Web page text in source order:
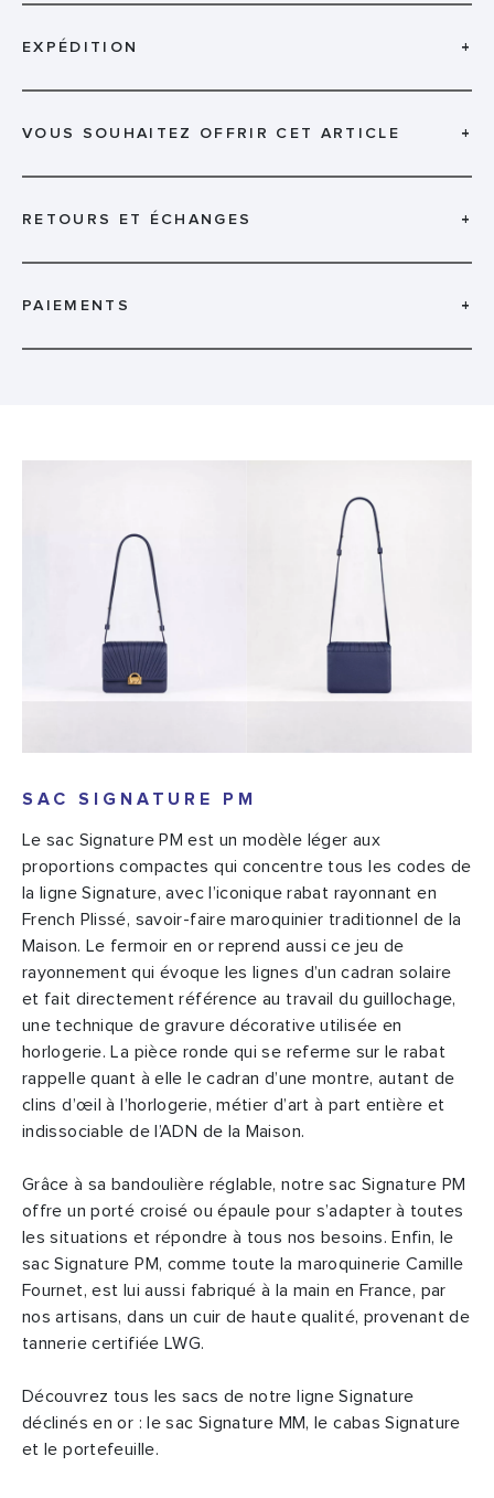
EXPÉDITION +
VOUS SOUHAITEZ OFFRIR CET ARTICLE +
RETOURS ET ÉCHANGES +
PAIEMENTS +
SAC SIGNATURE PM
Le sac Signature PM est un modèle léger aux
proportions compactes qui concentre tous les codes de
la ligne Signature, avec l’iconique rabat rayonnant en
French Plissé, savoir-faire maroquinier traditionnel de la
Maison. Le fermoir en or reprend aussi ce jeu de
rayonnement qui évoque les lignes d’un cadran solaire
et fait directement référence au travail du guillochage,
une technique de gravure décorative utilisée en
horlogerie. La pièce ronde qui se referme sur le rabat
rappelle quant à elle le cadran d’une montre, autant de
clins d’œil à l’horlogerie, métier d’art à part entière et
indissociable de l’ADN de la Maison.
Grâce à sa bandoulière réglable, notre sac Signature PM
offre un porté croisé ou épaule pour s’adapter à toutes
les situations et répondre à tous nos besoins. Enfin, le
sac Signature PM, comme toute la maroquinerie Camille
Fournet, est lui aussi fabriqué à la main en France, par
nos artisans, dans un cuir de haute qualité, provenant de
tannerie certifiée LWG.
Découvrez tous les sacs de notre ligne Signature
déclinés en or : le sac Signature MM, le cabas Signature
et le portefeuille.